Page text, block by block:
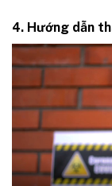
4. Hướng dẫn